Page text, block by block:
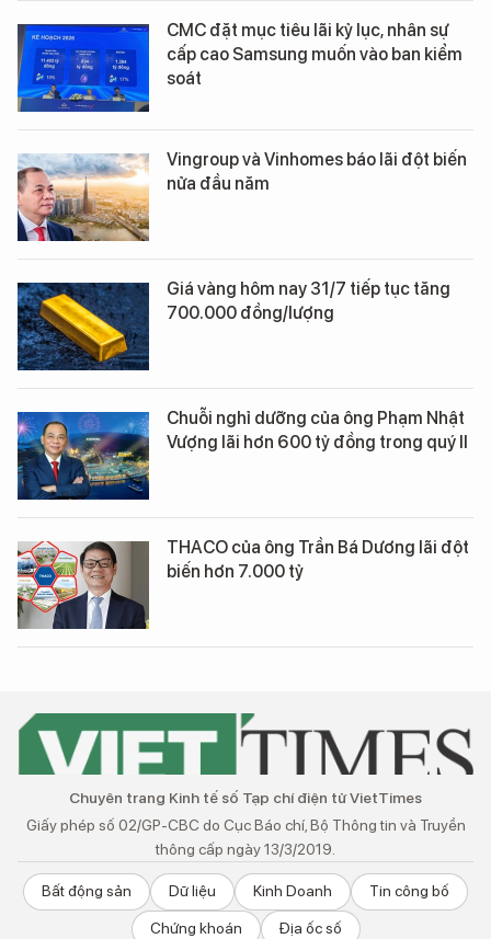
CMC đặt mục tiêu lãi kỷ lục, nhân sự
cấp cao Samsung muốn vào ban kiểm
soát
Vingroup và Vinhomes báo lãi đột biến
nửa đầu năm
Giá vàng hôm nay 31/7 tiếp tục tăng
700.000 đồng/lượng
Chuỗi nghỉ dưỡng của ông Phạm Nhật
Vượng lãi hơn 600 tỷ đồng trong quý II
THACO của ông Trần Bá Dương lãi đột
biến hơn 7.000 tỷ
Chuyên trang Kinh tế số Tạp chí điện tử VietTimes
Giấy phép số 02/GP-CBC do Cục Báo chí, Bộ Thông tin và Truyền
thông cấp ngày 13/3/2019.
Bất động sản Dữ liệu Kinh Doanh Tin công bố
Chứng khoán Địa ốc số